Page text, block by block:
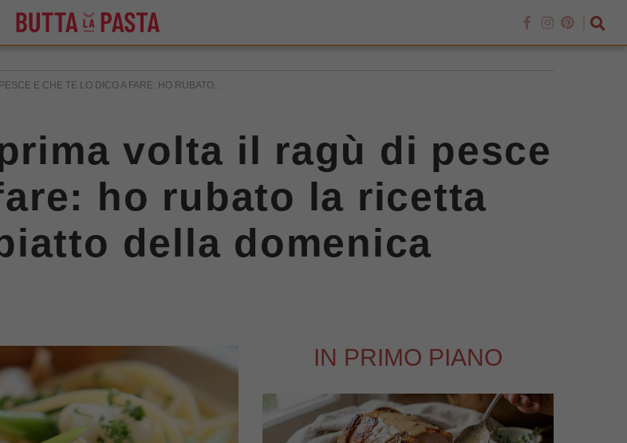
E CHE TE LO DICO A FARE: HO RUBATO...
volta il ragù di pesce
ho rubato la ricetta
della domenica
IN PRIMO PIANO